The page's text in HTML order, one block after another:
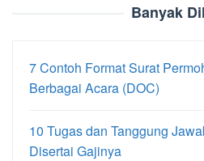
Banyak
7 Contoh Format Surat
Berbagai Acara (DOC)
10 Tugas dan Tanggung
Disertai Gajinya